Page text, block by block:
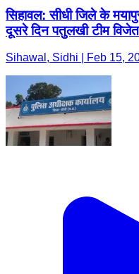
सिहावल: सीधी जिले के
दूसरे दिन पतुलखी टीम
Sihawal, Sidhi | Feb 15,